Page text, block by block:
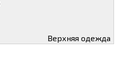
Верхняя одежда